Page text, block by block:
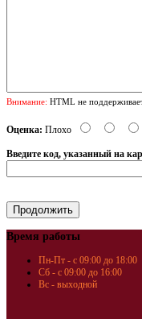
Внимание: HTML не
Оценка: Плохо
Введите код, указанный на
Время работы
Пн-Пт - с 09:00 до 18:00
Сб - с 09:00 до 16:00
Вс - выходной